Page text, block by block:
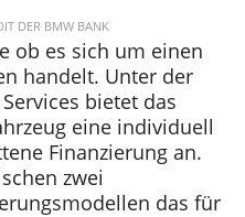
DER BMW BANK
ob es sich um einen
handelt. Unter der
bietet das
eine individuell
Finanzierung an.
zwei
das für